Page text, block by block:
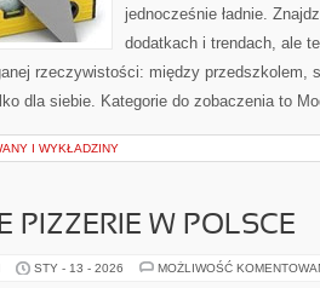
jednocześnie ładnie.
dodatkach i trendach, ale
rzeczywistości: między przedszkolem,
dla siebie. Kategorie do zobaczenia to
I WYKŁADZINY
PIZZERIE W POLSCE
STY - 13 - 2026 MOŻLIWOŚĆ